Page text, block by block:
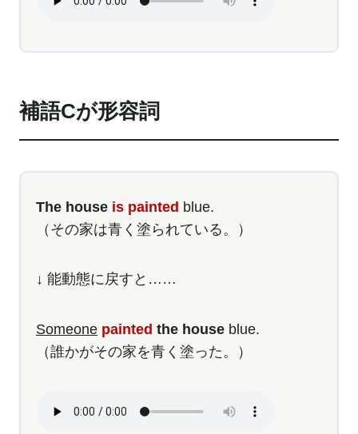
補語Cが形容詞
The house is painted blue.
（その家は青く塗られている。）
↓ 能動態に戻すと……
Someone painted the house blue.
（誰かがその家を青く塗った。）